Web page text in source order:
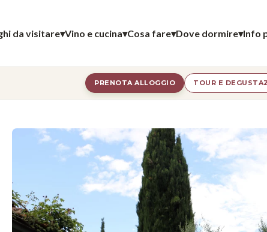
da visitare▾Vino e cucina▾Cosa fare▾Dove dormire▾Info
PRENOTA ALLOGGIO TOUR E